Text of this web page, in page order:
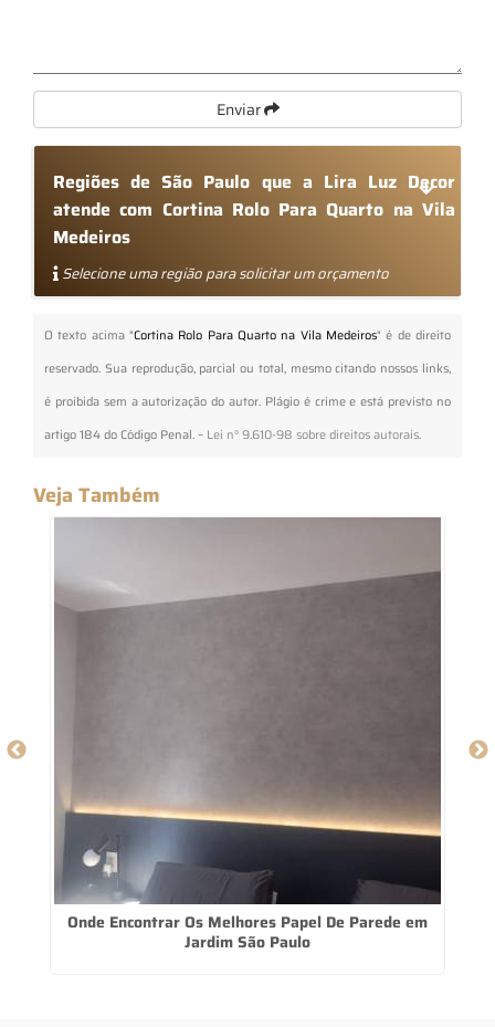
Enviar
Regiões de São Paulo que a Lira Luz Decor
atende com Cortina Rolo Para Quarto na Vila
Medeiros
Selecione uma região para solicitar um orçamento
O texto acima "Cortina Rolo Para Quarto na Vila Medeiros" é de direito
reservado. Sua reprodução, parcial ou total, mesmo citando nossos links,
é proibida sem a autorização do autor. Plágio é crime e está previsto no
artigo 184 do Código Penal. – Lei n° 9.610-98 sobre direitos autorais.
Veja Também
Onde Encontrar Os Melhores Papel De Parede em
Jardim São Paulo